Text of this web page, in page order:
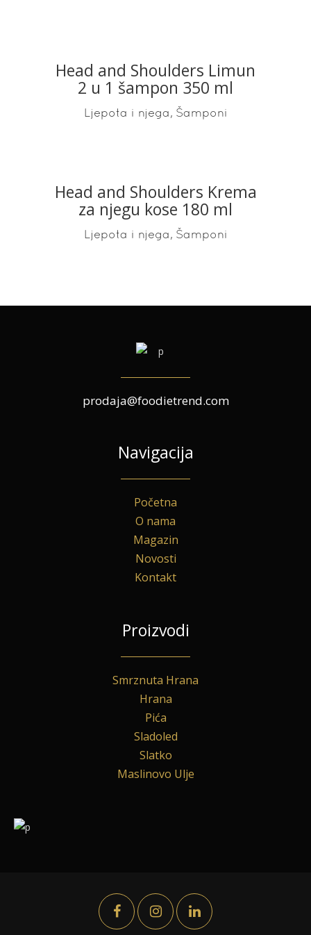
READ MORE
Head and Shoulders Limun
2 u 1 šampon 350 ml
Ljepota i njega, Šamponi
READ MORE
Head and Shoulders Krema
za njegu kose 180 ml
Ljepota i njega, Šamponi
prodaja@foodietrend.com
Navigacija
Početna
O nama
Magazin
Novosti
Kontakt
Proizvodi
Smrznuta Hrana
Hrana
Pića
Sladoled
Slatko
Maslinovo Ulje